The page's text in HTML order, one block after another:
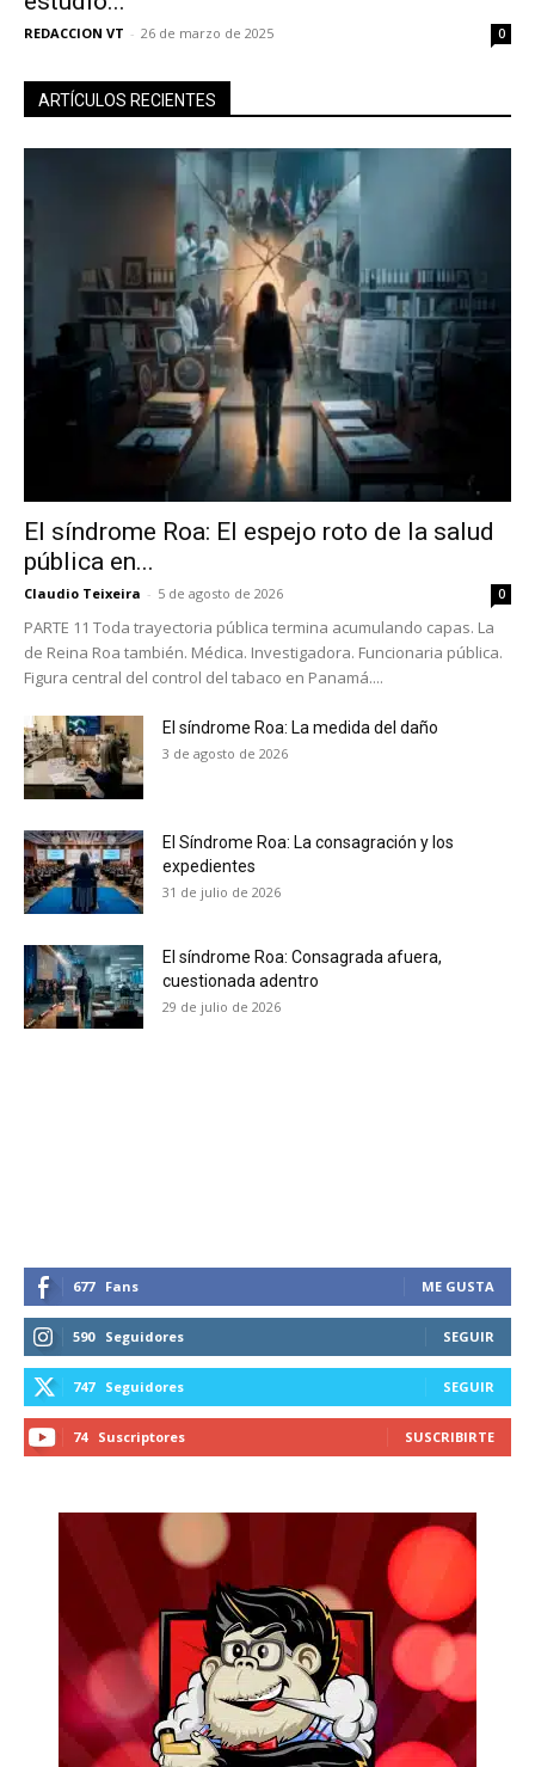
No te pierdas de las
últimas noticias
Suscríbete a nuestro boletín diario y
reducción de daños en tu correo
electrónico.
Subscribe to our daily clipping and
REDACCION VT - 26 de marzo de 2025 0
ARTÍCULOS RECIENTES
El síndrome Roa: El espejo roto de la salud
pública en...
Claudio Teixeira - 5 de agosto de 2026 0
PARTE 11 Toda trayectoria pública termina acumulando capas. La
de Reina Roa también. Médica. Investigadora. Funcionaria pública.
Figura central del control del tabaco en Panamá....
El síndrome Roa: La medida del daño
3 de agosto de 2026
El Síndrome Roa: La consagración y los
expedientes
31 de julio de 2026
El síndrome Roa: Consagrada afuera,
cuestionada adentro
29 de julio de 2026
677 Fans ME GUSTA
590 Seguidores SEGUIR
747 Seguidores SEGUIR
74 Suscriptores SUSCRIBIRTE